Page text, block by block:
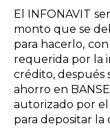
El INFONAVIT
monto que se
para hacerlo,
requerida por la
crédito, después
ahorro en
autorizado por el
para depositar la